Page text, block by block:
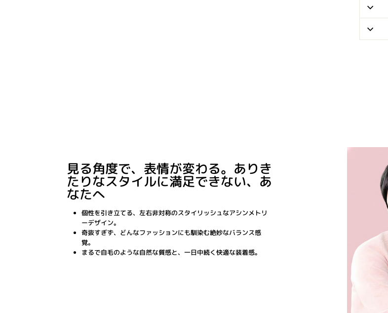
見る角度で、表情が変わる。ありき
たりなスタイルに満足できない、あ
なたへ
個性を引き立てる、左右非対称のスタイリッシュなアシンメトリ
ーデザイン。
奇抜すぎず、どんなファッションにも馴染む絶妙なバランス感
覚。
まるで自毛のような自然な質感と、一日中続く快適な装着感。